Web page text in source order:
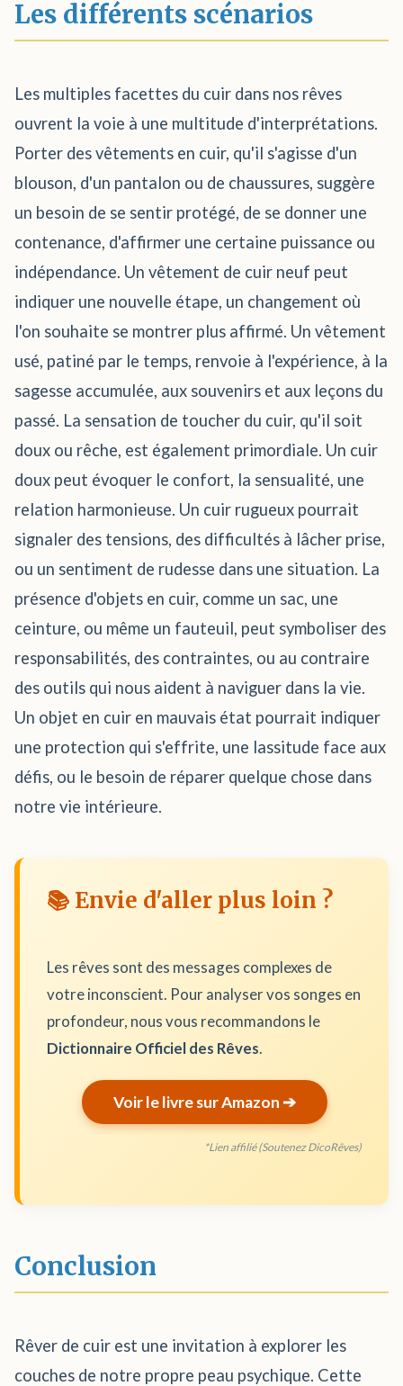
Les différents scénarios
Les multiples facettes du cuir dans nos rêves
ouvrent la voie à une multitude d'interprétations.
Porter des vêtements en cuir, qu'il s'agisse d'un
blouson, d'un pantalon ou de chaussures, suggère
un besoin de se sentir protégé, de se donner une
contenance, d'affirmer une certaine puissance ou
indépendance. Un vêtement de cuir neuf peut
indiquer une nouvelle étape, un changement où
l'on souhaite se montrer plus affirmé. Un vêtement
usé, patiné par le temps, renvoie à l'expérience, à la
sagesse accumulée, aux souvenirs et aux leçons du
passé. La sensation de toucher du cuir, qu'il soit
doux ou rêche, est également primordiale. Un cuir
doux peut évoquer le confort, la sensualité, une
relation harmonieuse. Un cuir rugueux pourrait
signaler des tensions, des difficultés à lâcher prise,
ou un sentiment de rudesse dans une situation. La
présence d'objets en cuir, comme un sac, une
ceinture, ou même un fauteuil, peut symboliser des
responsabilités, des contraintes, ou au contraire
des outils qui nous aident à naviguer dans la vie.
Un objet en cuir en mauvais état pourrait indiquer
une protection qui s'effrite, une lassitude face aux
défis, ou le besoin de réparer quelque chose dans
notre vie intérieure.
📚 Envie d'aller plus loin ?
Les rêves sont des messages complexes de
votre inconscient. Pour analyser vos songes en
profondeur, nous vous recommandons le
Dictionnaire Officiel des Rêves.
Voir le livre sur Amazon ➔
*Lien affilié (Soutenez DicoRêves)
Conclusion
Rêver de cuir est une invitation à explorer les
couches de notre propre peau psychique. Cette